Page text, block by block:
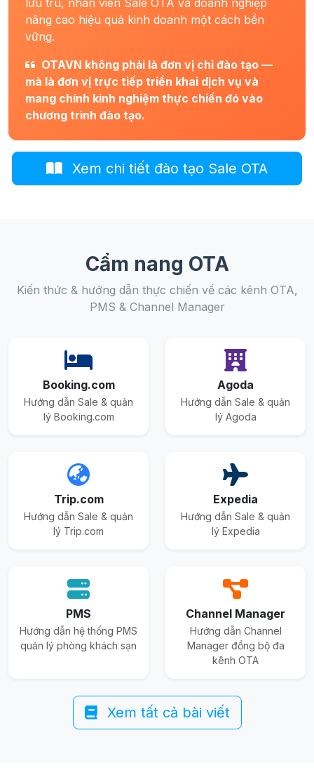
lưu trú, nhân viên Sale OTA và doanh nghiệp
nâng cao hiệu quả kinh doanh một cách bền
vững.
OTAVN không phải là đơn vị chỉ đào tạo —
mà là đơn vị trực tiếp triển khai dịch vụ và
mang chính kinh nghiệm thực chiến đó vào
chương trình đào tạo.
Xem chi tiết đào tạo Sale OTA
Cẩm nang OTA
Kiến thức & hướng dẫn thực chiến về các kênh OTA,
PMS & Channel Manager
Booking.com
Hướng dẫn Sale & quản
lý Booking.com
Agoda
Hướng dẫn Sale & quản
lý Agoda
Trip.com
Hướng dẫn Sale & quản
lý Trip.com
Expedia
Hướng dẫn Sale & quản
lý Expedia
PMS
Hướng dẫn hệ thống PMS
quản lý phòng khách sạn
Channel Manager
Hướng dẫn Channel
Manager đồng bộ đa
kênh OTA
Xem tất cả bài viết